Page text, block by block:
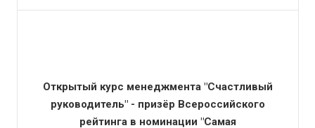
Открытый курс менеджмента "Счастливый
руководитель" - призёр Всероссийского
рейтинга в номинации "Самая